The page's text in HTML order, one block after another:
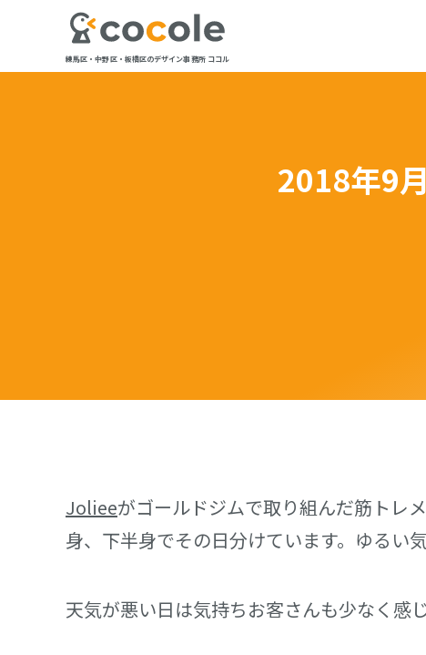
練馬区・中野区・板橋区のデザイン事務所 ココル
2018年9
Jolieeがゴールドジムで取り組んだ筋トレ
身、下半身でその日分けています。ゆるい
天気が悪い日は気持ちお客さんも少なく感